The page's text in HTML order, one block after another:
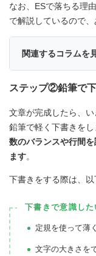
なお、ESで落ちる理
で解説しているので
関連するコラムを
ステップ②鉛筆で
文章が完成したら、
鉛筆で軽く下書きをし
数のバランスや行間
ます。
下書きをする際は、以
下書きで意識した
定規を使って薄
文字の大きさを